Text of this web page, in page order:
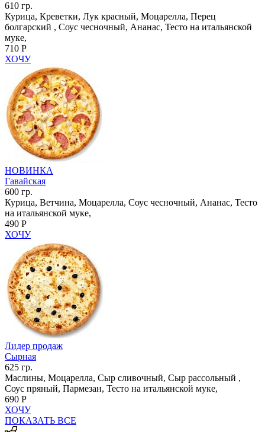
610 гр.
Курица, Креветки, Лук красный, Моцарелла, Перец
болгарский , Соус чесночный, Ананас, Тесто на итальянской
муке,
710 Р
ХОЧУ
НОВИНКА
Гавайская
600 гр.
Курица, Ветчина, Моцарелла, Соус чесночный, Ананас, Тесто
на итальянской муке,
490 Р
ХОЧУ
Лидер продаж
Сырная
625 гр.
Маслины, Моцарелла, Сыр сливочный, Сыр рассольный ,
Соус пряный, Пармезан, Тесто на итальянской муке,
690 Р
ХОЧУ
ПОКАЗАТЬ ВСЕ